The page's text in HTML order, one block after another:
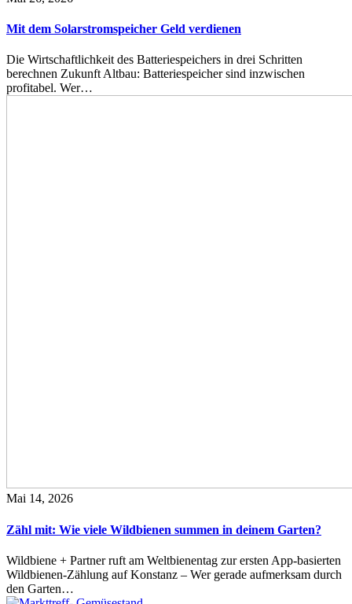
Mit dem Solarstromspeicher Geld verdienen
Die Wirtschaftlichkeit des Batteriespeichers in drei Schritten
berechnen Zukunft Altbau: Batteriespeicher sind inzwischen
profitabel. Wer…
Mai 14, 2026
Zähl mit: Wie viele Wildbienen summen in deinem Garten?
Wildbiene + Partner ruft am Weltbienentag zur ersten App-basierten
Wildbienen-Zählung auf Konstanz – Wer gerade aufmerksam durch
den Garten…